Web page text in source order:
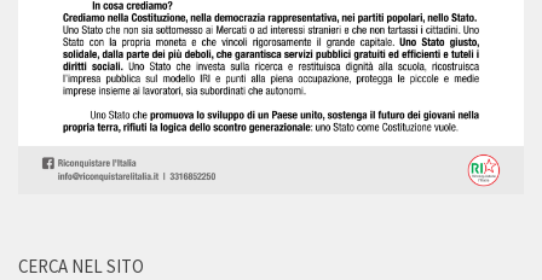
CERCA NEL SITO